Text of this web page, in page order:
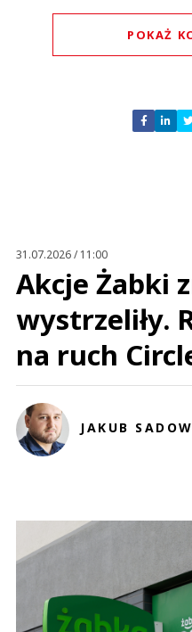
POKAŻ
Co z tego że robią promocje itp.
pracowników zwalniają
jedna albo 2 kasy czynne nie raz
czekanie 0,5
Co z tego że robią promocje itp.
pracowników zwalniają
jedna albo 2 kasy czynne nie
czekanie 0,5 godziny do kasy
Prześlij
31.07.2026 / 11:00
Akcje Żabki
wystrzeliły.
na ruch
JAKUB